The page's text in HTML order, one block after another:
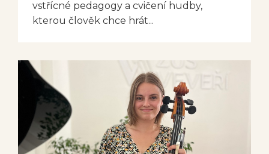
vstřícné pedagogy a cvičení hudby,
kterou člověk chce hrát...